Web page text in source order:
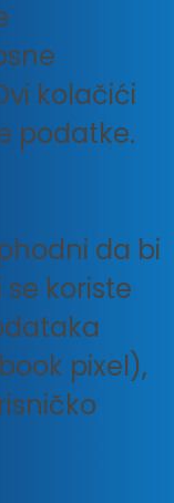
kolačići
podatke.
da bi
koriste
pixel),